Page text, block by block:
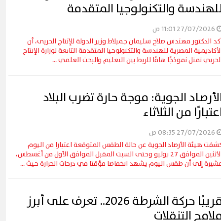
والتكنولوجيا المتقدمة
الدكتور مهندس صلاح سليمان جمبلاط وزير الدولة للإنتاج الحربى، أن
المصرية للهندسة والتكنولوجيا المتقدمة التابعة لوزارة الإنتاج
تمثل نموذجًا هامًا للربط بين التعليم والبحث العلمي ...
الجوية: موجة حارة تضرب البلاد
من الثلاثاء
هيئة الأرصاد الجوية عن حالة الطقس المتوقعة اعتبارا من اليوم
الاثنين الموافق 27 يوليو وحتى السبت المقبل الموافق الأول من أغسطس،
إلى أن طقس اليوم يشهد انخفاضا مؤقتا في درجات الحرارة حيث ...
قريبًا حركة الشرطة 2026.. تعرف على أبرز
التنقلات
القاهرة يشهد أول مشاركة
التعليم في فعاليات شارع الفن
آلاف الزائرين يتدفقون
وبورفؤاد في عطلة